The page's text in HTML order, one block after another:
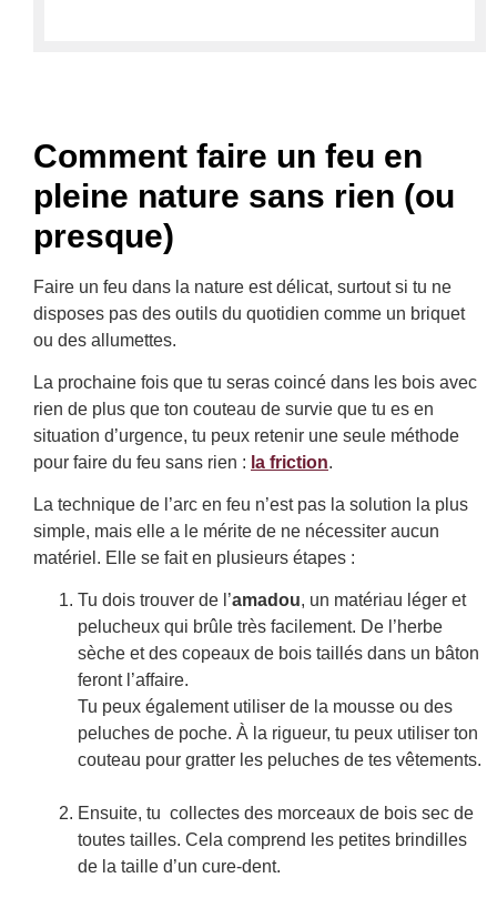
Comment faire un feu en
pleine nature sans rien (ou
presque)
Faire un feu dans la nature est délicat, surtout si tu ne
disposes pas des outils du quotidien comme un briquet
ou des allumettes.
La prochaine fois que tu seras coincé dans les bois avec
rien de plus que ton couteau de survie que tu es en
situation d’urgence, tu peux retenir une seule méthode
pour faire du feu sans rien : la friction.
La technique de l’arc en feu n’est pas la solution la plus
simple, mais elle a le mérite de ne nécessiter aucun
matériel. Elle se fait en plusieurs étapes :
Tu dois trouver de l’amadou, un matériau léger et
pelucheux qui brûle très facilement. De l’herbe
sèche et des copeaux de bois taillés dans un bâton
feront l’affaire.
Tu peux également utiliser de la mousse ou des
peluches de poche. À la rigueur, tu peux utiliser ton
couteau pour gratter les peluches de tes vêtements.
Ensuite, tu collectes des morceaux de bois sec de
toutes tailles. Cela comprend les petites brindilles
de la taille d’un cure-dent.